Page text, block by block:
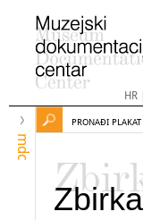
HR|
mdc
PRONAĐI PLAKAT